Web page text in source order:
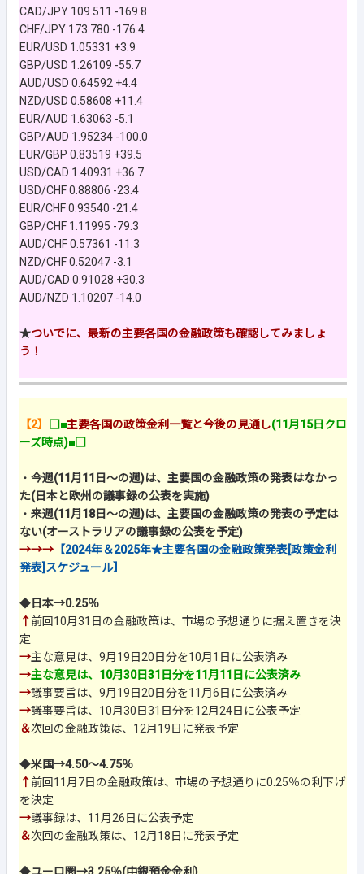
CAD/JPY 109.511 -169.8
CHF/JPY 173.780 -176.4
EUR/USD 1.05331 +3.9
GBP/USD 1.26109 -55.7
AUD/USD 0.64592 +4.4
NZD/USD 0.58608 +11.4
EUR/AUD 1.63063 -5.1
GBP/AUD 1.95234 -100.0
EUR/GBP 0.83519 +39.5
USD/CAD 1.40931 +36.7
USD/CHF 0.88806 -23.4
EUR/CHF 0.93540 -21.4
GBP/CHF 1.11995 -79.3
AUD/CHF 0.57361 -11.3
NZD/CHF 0.52047 -3.1
AUD/CAD 0.91028 +30.3
AUD/NZD 1.10207 -14.0
★ついでに、最新の主要各国の金融政策も確認してみましょ
う！
【2】 □■主要各国の政策金利一覧と今後の見通し(11月15日クロ
ーズ時点)■□
・ 今週(11月11日～の週)は、主要国の金融政策の発表はなかっ
た(日本と欧州の議事録の公表を実施)
・ 来週(11月18日～の週)は、主要国の金融政策の発表の予定は
ない(オーストラリアの議事録の公表を予定)
→→→ 【2024年＆2025年★主要各国の金融政策発表[政策金利
発表]スケジュール】
◆ 日本→0.25％
↑前回10月31日の金融政策は、市場の予想通りに据え置きを決
定
→主な意見は、9月19日20日分を10月1日に公表済み
→主な意見は、10月30日31日分を11月11日に公表済み
→議事要旨は、9月19日20日分を11月6日に公表済み
→議事要旨は、10月30日31日分を12月24日に公表予定
＆次回の金融政策は、12月19日に発表予定
◆米国→4.50～4.75％
↑前回11月7日の金融政策は、市場の予想通りに0.25％の利下げ
を決定
→議事録は、11月26日に公表予定
＆次回の金融政策は、12月18日に発表予定